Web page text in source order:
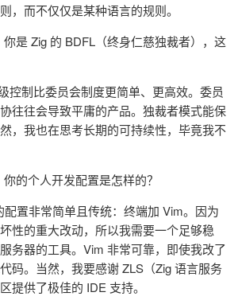
，而不仅仅是某种语言的规则。
你是 Zig 的 BDFL（终身仁慈独裁者），这
控制比委员会制度更简单、更高效。委员
往往会导致平庸的产品。独裁者模式能保
，我也在思考长期的可持续性，毕竟我不
你的个人开发配置是怎样的？
配置非常简单且传统：终端加 Vim。因为
性的重大改动，所以我需要一个足够稳
务器的工具。Vim 非常可靠，即使我改了
码。当然，我要感谢 ZLS（Zig 语言服务
提供了极佳的 IDE 支持。